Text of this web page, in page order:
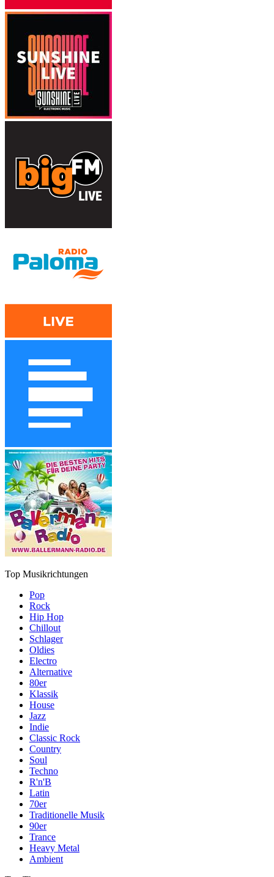
Top Musikrichtungen
Pop
Rock
Hip Hop
Chillout
Schlager
Oldies
Electro
Alternative
80er
Klassik
House
Jazz
Indie
Classic Rock
Country
Soul
Techno
R'n'B
Latin
70er
Traditionelle Musik
90er
Trance
Heavy Metal
Ambient